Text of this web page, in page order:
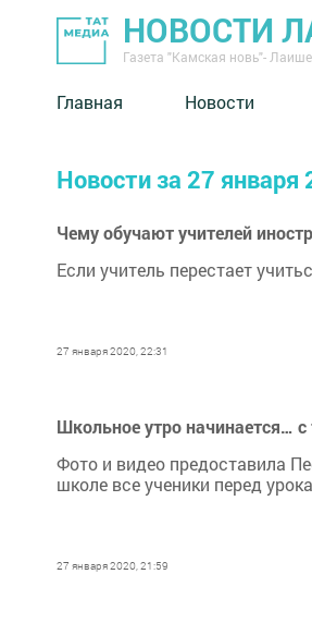
НОВОСТИ
Газета "Камская новь"-
Главная Новости
Новости за 27 января
Чему обучают учителей
Если учитель перестает
27 января 2020, 22:31
Школьное утро начинается… с
Фото и видео предоставила
школе все ученики перед
27 января 2020, 21:59